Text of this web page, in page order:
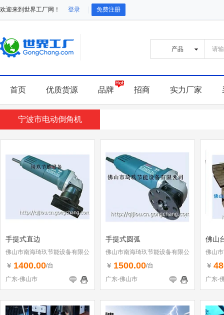
欢迎来到世界工厂网！ 登录 免费注册
首页 优质货源 品牌 招商 实力厂家
宁波市电动倒角机
手提式直边
佛山市南海琦玖节能设备有限公
司
￥ 1400.00/台
广东-佛山市
手提式圆弧
佛山市南海琦玖节能设备有限公
司
￥ 1500.00/台
广东-佛山市
佛山
佛山
司
￥
广东-